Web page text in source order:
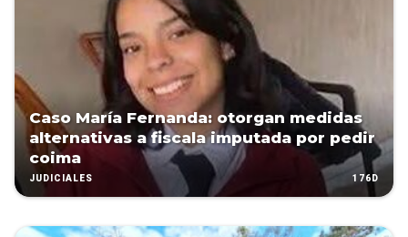
Caso María Fernanda: otorgan medidas
alternativas a fiscala imputada por pedir
coima
JUDICIALES 176D